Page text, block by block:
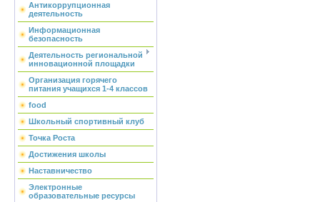
Антикоррупционная
деятельность
Информационная
безопасность
Деятельность региональной
инновационной площадки
Организация горячего
питания учащихся 1-4 классов
food
Школьный спортивный клуб
Точка Роста
Достижения школы
Наставничество
Электронные
образовательные ресурсы